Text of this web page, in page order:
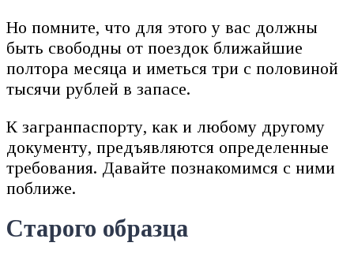
Но помните, что для этого у вас должны
быть свободны от поездок ближайшие
полтора месяца и иметься три с половиной
тысячи рублей в запасе.
К загранпаспорту, как и любому другому
документу, предъявляются определенные
требования. Давайте познакомимся с ними
поближе.
Старого образца